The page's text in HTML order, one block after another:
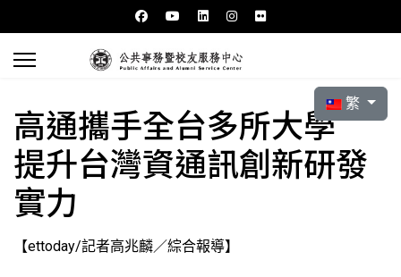
選擇你的語言
繁
高通攜手全台多所大學
提升台灣資通訊創新研發
實力
【ettoday/記者高兆麟／綜合報導】